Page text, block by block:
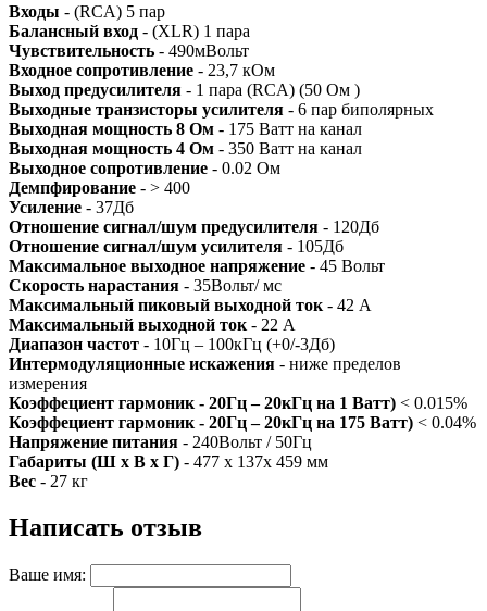
Входы - (RCA) 5 пар
Балансный вход - (XLR) 1 пара
Чувствительность - 490мВольт
Входное сопротивление - 23,7 кОм
Выход предусилителя - 1 пара (RCA) (50 Ом )
Выходные транзисторы усилителя - 6 пар биполярных
Выходная мощность 8 Ом - 175 Ватт на канал
Выходная мощность 4 Ом - 350 Ватт на канал
Выходное сопротивление - 0.02 Ом
Демпфирование - > 400
Усиление - 37Дб
Отношение сигнал/шум предусилителя - 120Дб
Отношение сигнал/шум усилителя - 105Дб
Максимальное выходное напряжение - 45 Вольт
Скорость нарастания - 35Вольт/ мс
Максимальный пиковый выходной ток - 42 А
Максимальный выходной ток - 22 А
Диапазон частот - 10Гц – 100кГц (+0/-3Дб)
Интермодуляционные искажения - ниже пределов
измерения
Коэффециент гармоник - 20Гц – 20кГц на 1 Ватт) < 0.015%
Коэффециент гармоник - 20Гц – 20кГц на 175 Ватт) < 0.04%
Напряжение питания - 240Вольт / 50Гц
Габариты (Ш x В x Г) - 477 x 137x 459 мм
Вес - 27 кг
Написать отзыв
Ваше имя: